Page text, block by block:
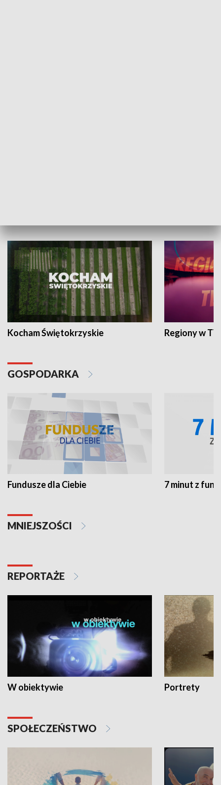
Kocham Świętokrzyskie Regiony w
GOSPODARKA
Fundusze dla Ciebie 7 minut z
MNIEJSZOŚCI
REPORTAŻE
W obiektywie Portrety
SPOŁECZEŃSTWO